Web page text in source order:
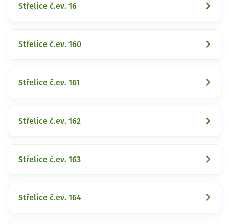
Střelice č.ev. 16
Střelice č.ev. 160
Střelice č.ev. 161
Střelice č.ev. 162
Střelice č.ev. 163
Střelice č.ev. 164